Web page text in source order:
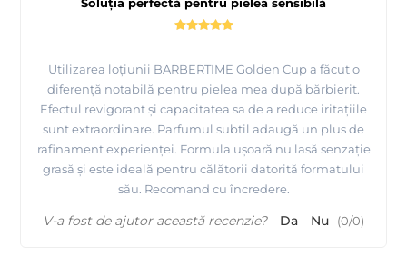
Soluția perfectă pentru pielea sensibilă
Utilizarea loțiunii BARBERTIME Golden Cup a făcut o
diferență notabilă pentru pielea mea după bărbierit.
Efectul revigorant și capacitatea sa de a reduce iritațiile
sunt extraordinare. Parfumul subtil adaugă un plus de
rafinament experienței. Formula ușoară nu lasă senzație
grasă și este ideală pentru călătorii datorită formatului
său. Recomand cu încredere.
V-a fost de ajutor această recenzie? Da Nu (0/0)